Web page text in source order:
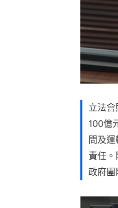
立法
100億
問及
責任
政府團